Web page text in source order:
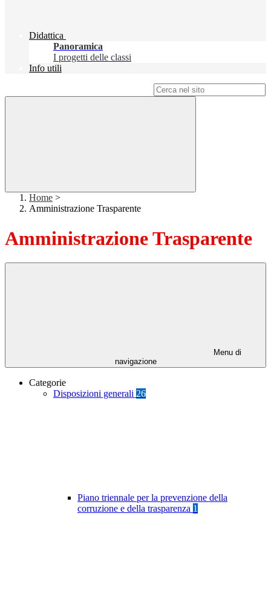
Didattica
Panoramica
I progetti delle classi
Info utili
Home >
Amministrazione Trasparente
Amministrazione Trasparente
Menu di
navigazione
Categorie
Disposizioni generali 26
Piano triennale per la prevenzione della
corruzione e della trasparenza 1